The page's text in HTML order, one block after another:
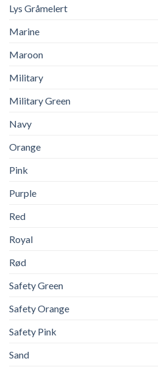
Lys Gråmelert
Marine
Maroon
Military
Military Green
Navy
Orange
Pink
Purple
Red
Royal
Rød
Safety Green
Safety Orange
Safety Pink
Sand